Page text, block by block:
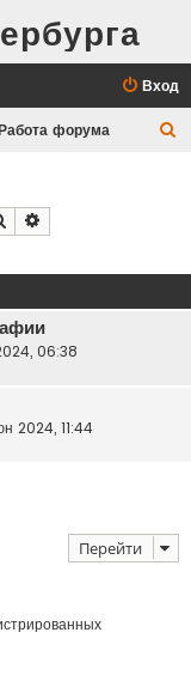
Вход
форума
Поиск
06:38
2024, 11:44
Перейти